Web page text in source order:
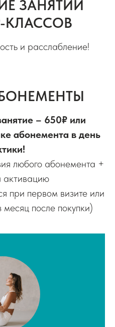
ЗАНЯТИЙ
КЛАССОВ
и расслабление!
– 650₽ или
абонемента в день
любого абонемента +
активацию
при первом визите или
после покупки)